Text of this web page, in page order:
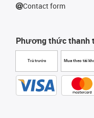
Phương thức thanh
Trả trước Mua theo tài
Contact form